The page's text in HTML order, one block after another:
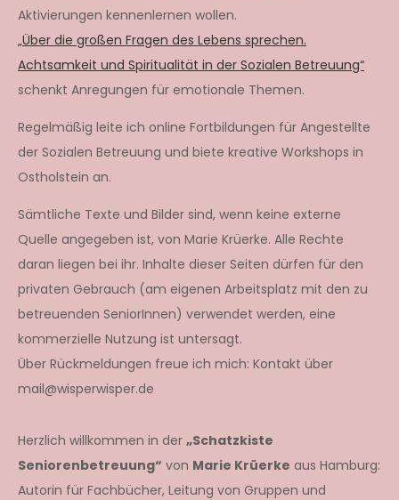
Aktivierungen kennenlernen wollen.
„Über die großen Fragen des Lebens sprechen.
Achtsamkeit und Spiritualität in der Sozialen Betreuung“
schenkt Anregungen für emotionale Themen.
Regelmäßig leite ich online Fortbildungen für Angestellte
der Sozialen Betreuung und biete kreative Workshops in
Ostholstein an.
Sämtliche Texte und Bilder sind, wenn keine externe
Quelle angegeben ist, von Marie Krüerke. Alle Rechte
daran liegen bei ihr. Inhalte dieser Seiten dürfen für den
privaten Gebrauch (am eigenen Arbeitsplatz mit den zu
betreuenden SeniorInnen) verwendet werden, eine
kommerzielle Nutzung ist untersagt.
Über Rückmeldungen freue ich mich: Kontakt über
mail@wisperwisper.de
Herzlich willkommen in der „Schatzkiste
Seniorenbetreuung“ von Marie Krüerke aus Hamburg:
Autorin für Fachbücher, Leitung von Gruppen und